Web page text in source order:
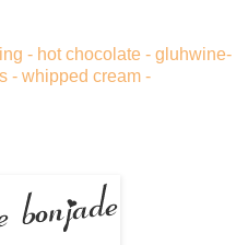
- hot chocolate - gluhwine-
- whipped cream -